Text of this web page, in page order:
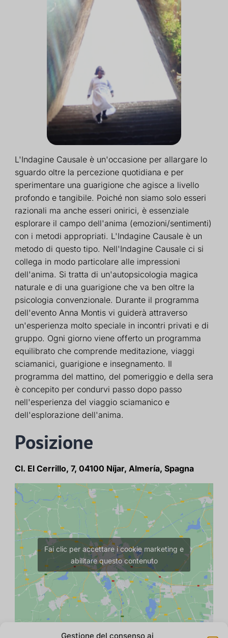
Gestione del consenso ai
L'Indagine Causale è un'occasione per allargare lo
sguardo oltre la percezione quotidiana e per
sperimentare una guarigione che agisce a livello
profondo e tangibile. Poiché non siamo solo esseri
razionali ma anche esseri onirici, è essenziale
esplorare il campo dell'anima (emozioni/sentimenti)
con i metodi appropriati. L'Indagine Causale è un
metodo di questo tipo. Nell'Indagine Causale ci si
collega in modo particolare alle impressioni
dell'anima. Si tratta di un'autopsicologia magica
naturale e di una guarigione che va ben oltre la
psicologia convenzionale. Durante il programma
dell'evento Anna Montis vi guiderà attraverso
un'esperienza molto speciale in incontri privati e di
gruppo. Ogni giorno viene offerto un programma
equilibrato che comprende meditazione, viaggi
sciamanici, guarigione e insegnamento. Il
programma del mattino, del pomeriggio e della sera
è concepito per condurvi passo dopo passo
nell'esperienza del viaggio sciamanico e
dell'esplorazione dell'anima.
Posizione
Cl. El Cerrillo, 7, 04100 Níjar, Almería, Spagna
Fai clic per accettare i cookie marketing e
abilitare questo contenuto